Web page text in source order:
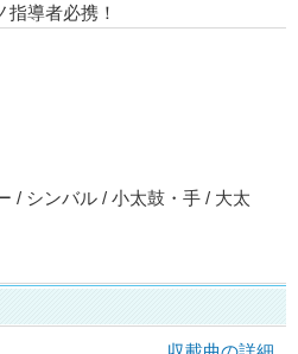
導者必携！
/ シンバル / 小太鼓・手 / 大太